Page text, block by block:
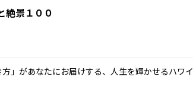
絶景１００
」があなたにお届けする、人生を輝かせるハワイ